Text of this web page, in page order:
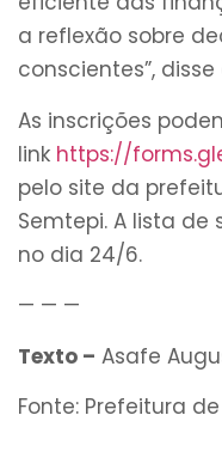
a reflexão sobre
conscientes”,
As inscrições
link https://
pelo site da
Semtepi. A lista
no dia 24/6.
— — —
Texto – Asafe
Fonte: Prefeitura